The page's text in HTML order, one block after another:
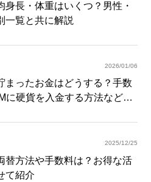
身長・体重はいくつ？男性・
一覧と共に解説
2026/01/06
まったお金はどうする？手数
に硬貨を入金する方法など紹
2025/12/25
替方法や手数料は？お得な活
て紹介